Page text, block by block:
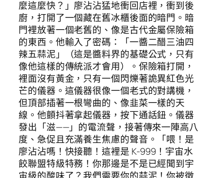
麼這麼快？」廖沾沾猛地衝回店裡，衝到後
廚，打開了一個藏在舊冰櫃後面的暗門。暗
門裡放著一個老舊的、像是古代金屬保險箱
的東西。他輸入了密碼：「一醬二醋三油四
辣五蒜泥」（這是醬料界的基礎公式，只有
像他這樣的傳統派才會用）。保險箱打開，
裡面沒有黃金，只有一個閃爍著詭異紅色光
芒的儀器。這儀器很像一個老式的對講機，
但頂部插著一根彎曲的、像韭菜一樣的天
線。他顫抖著拿起儀器，按下通話鈕。儀器
發出「滋——」的電流聲，接著傳來一陣高八
度、急促且充滿養生焦慮的聲音。「喂！是
廖沾沾嗎！快接聽！這裡是 K-999！宇宙水
餃聯盟特級特務！你那邊是不是已經聞到宇